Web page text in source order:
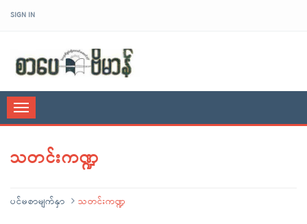
SIGN IN
Toggle
navigation
သတင်းကဏ္ဍ
ပင်မစာမျက်နှာ သတင်းကဏ္ဍ